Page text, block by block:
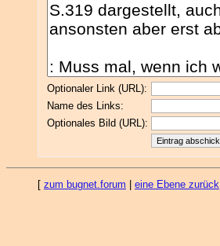
Optionaler Link (URL):
Name des Links:
Optionales Bild (URL):
[ zum bugnet.forum eine Ebene zurück